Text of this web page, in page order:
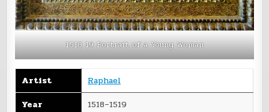
1518 19 Portrait of a Young Woman
Artist
Raphael
Year
1518–1519